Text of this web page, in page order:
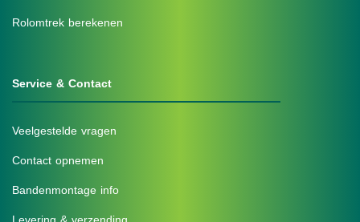
Rolomtrek berekenen
Service & Contact
Veelgestelde vragen
Contact opnemen
Bandenmontage info